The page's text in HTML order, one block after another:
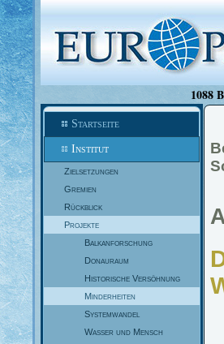
1088
Startseite
Institut
Zielsetzungen
Gremien
Rückblick
Projekte
Balkanforschung
Donauraum
Historische Versöhnung
Minderheiten
Systemwandel
Wasser und Mensch